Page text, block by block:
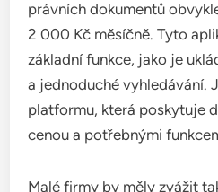
právních dokumentů
2 000 Kč měsíčně. Tyto
základní funkce, jako je
a jednoduché vyhledávání.
platformu, která poskytuje
cenou a potřebnými
Malé firmy by měly zvážit